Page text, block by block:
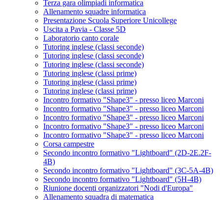
Terza gara olimpiadi informatica
Allenamento squadre informatica
Presentazione Scuola Superiore Unicollege
Uscita a Pavia - Classe 5D
Laboratorio canto corale
Tutoring inglese (classi seconde)
Tutoring inglese (classi seconde)
Tutoring inglese (classi seconde)
Tutoring inglese (classi prime)
Tutoring inglese (classi prime)
Tutoring inglese (classi prime)
Incontro formativo "Shape3" - presso liceo Marconi
Incontro formativo "Shape3" - presso liceo Marconi
Incontro formativo "Shape3" - presso liceo Marconi
Incontro formativo "Shape3" - presso liceo Marconi
Incontro formativo "Shape3" - presso liceo Marconi
Corsa campestre
Secondo incontro formativo "Lightboard" (2D-2E.2F-
4B)
Secondo incontro formativo "Lightboard" (3C-5A-4B)
Secondo incontro formativo "Lightboard" (5H-4B)
Riunione docenti organizzatori "Nodi d'Europa"
Allenamento squadra di matematica